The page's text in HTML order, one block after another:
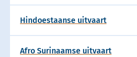
Hindoestaanse uitvaart
Afro Surinaamse uitvaart